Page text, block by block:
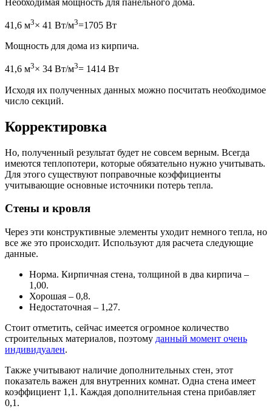
Необходимая мощность для панельного дома.
41,6 м3× 41 Вт/м3=1705 Вт
Мощность для дома из кирпича.
41,6 м3× 34 Вт/м3= 1414 Вт
Исходя их полученных данных можно посчитать необходимое
число секций.
Корректировка
Но, полученный результат будет не совсем верным. Всегда
имеются теплопотери, которые обязательно нужно учитывать.
Для этого существуют поправочные коэффициенты
учитывающие основные источники потерь тепла.
Стены и кровля
Через эти конструктивные элементы уходит немного тепла, но
все же это происходит. Используют для расчета следующие
данные.
Норма. Кирпичная стена, толщиной в два кирпича –
1,00.
Хорошая – 0,8.
Недостаточная – 1,27.
Стоит отметить, сейчас имеется огромное количество
строительных материалов, поэтому данный момент очень
индивидуален.
Также учитывают наличие дополнительных стен, этот
показатель важен для внутренних комнат. Одна стена имеет
коэффициент 1,1. Каждая дополнительная стена прибавляет
0,1.